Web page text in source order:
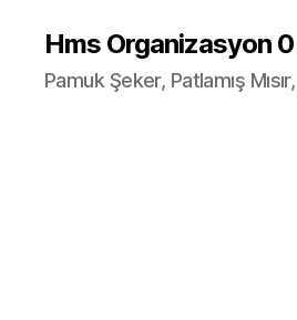
Hms Organizasyon
Pamuk Şeker, Patlamış